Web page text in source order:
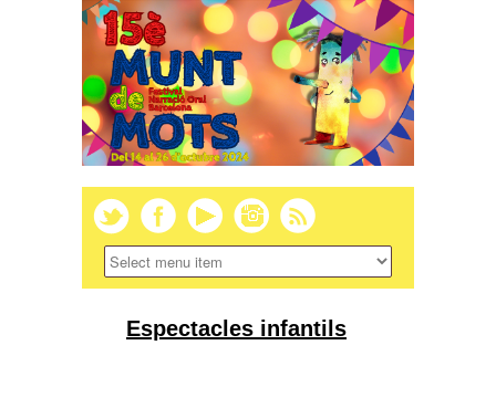
Espectacles infantils